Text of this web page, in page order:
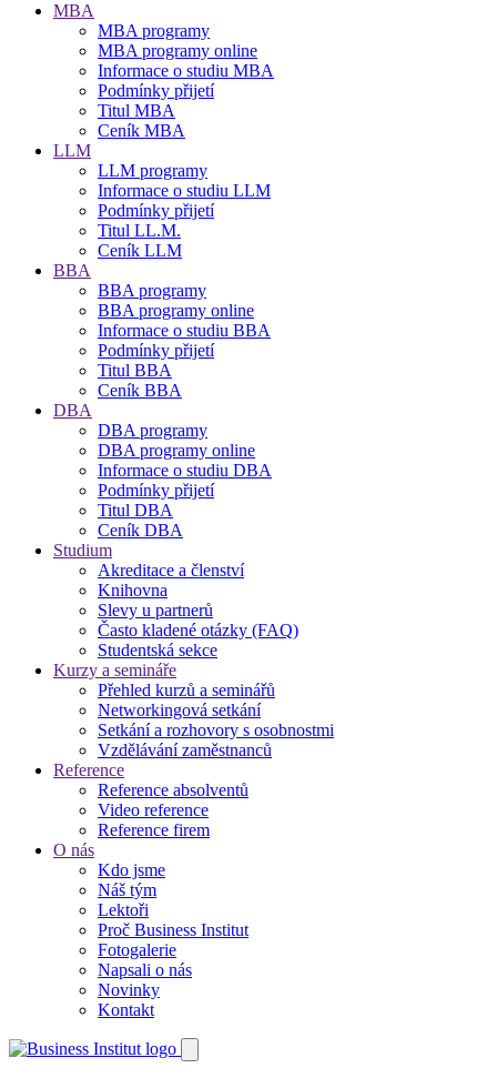
MBA
MBA programy
MBA programy online
Informace o studiu MBA
Podmínky přijetí
Titul MBA
Ceník MBA
LLM
LLM programy
Informace o studiu LLM
Podmínky přijetí
Titul LL.M.
Ceník LLM
BBA
BBA programy
BBA programy online
Informace o studiu BBA
Podmínky přijetí
Titul BBA
Ceník BBA
DBA
DBA programy
DBA programy online
Informace o studiu DBA
Podmínky přijetí
Titul DBA
Ceník DBA
Studium
Akreditace a členství
Knihovna
Slevy u partnerů
Často kladené otázky (FAQ)
Studentská sekce
Kurzy a semináře
Přehled kurzů a seminářů
Networkingová setkání
Setkání a rozhovory s osobnostmi
Vzdělávání zaměstnanců
Reference
Reference absolventů
Video reference
Reference firem
O nás
Kdo jsme
Náš tým
Lektoři
Proč Business Institut
Fotogalerie
Napsali o nás
Novinky
Kontakt